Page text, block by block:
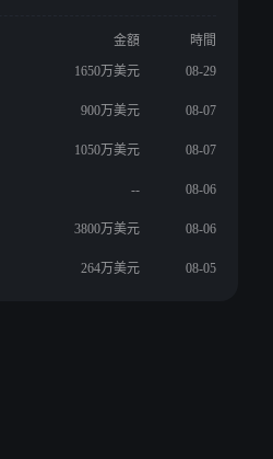
金額
時間
1650万美元 08-29
900万美元 08-07
1050万美元 08-07
-- 08-06
3800万美元 08-06
264万美元 08-05